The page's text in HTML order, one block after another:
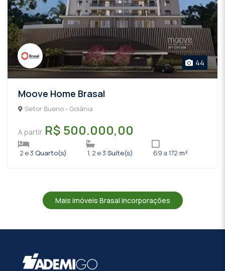
44
Moove Home Brasal
Setor Bueno - Goiânia
A partir R$ 500.000,00
2 e 3 Quarto(s) 1, 2 e 3 Suíte(s) 69 a 172 m²
Mais imóveis Brasal Incorporações